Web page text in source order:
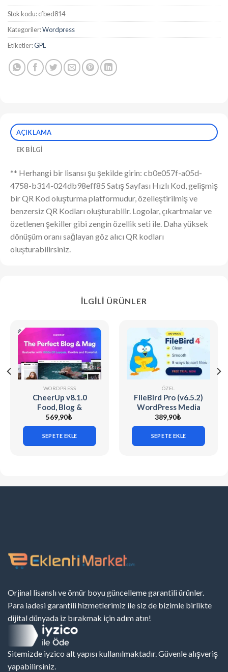
Stok kodu:cfbed814
Kategoriler:Wordpress
Etiketler:GPL
AÇIKLAMA
EK BILGI
** Herhangi bir lisansı şu şekilde girin: cb0e057f-a05d-
4758-b314-024db98eff85 Satış Sayfası Hızlı Kod, gelişmiş
bir QR Kod oluşturma platformudur, özelleştirilmiş ve
benzersiz QR Kodları oluşturabilir. Logolar, çıkartmalar ve
özetlenen şekiller gibi zengin özellik seti ile. Daha yüksek
dönüşüm oranı sağlayan göz alıcı QR kodları
oluşturabilirsiniz.
İLGILI ÜRÜNLER
WORDPRESS
CheerUp v8.1.0
Food, Blog &
Magazine
569,90₺
SEPETE EKLE
ÖZEL
FileBird Pro (v6.5.2)
WordPress Media
Library Folders
389,90₺
SEPETE EKLE
Orjinal lisanslı ve ömür boyu güncelleme garantili ürünler.
Para iadesi garantili hizmetlerimiz ile siz de bizimle birlikte
dijital dünyada iz bırakmak için adım atın!
Sitemizde iyzico alt yapısı kullanılmaktadır. Güvenle alışveriş
yapabilirsiniz.